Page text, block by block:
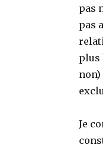
pas
pas
plus
non)
Je